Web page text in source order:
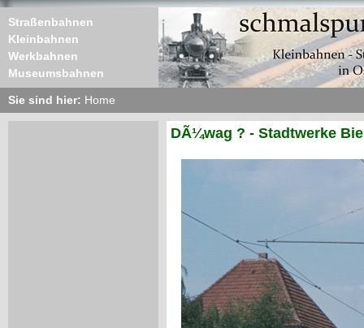
Straßenbahnen
Kleinbahnen
Werkbahnen
Museumsbahnen
Sie sind hier: Home
DÃ¼wag ? - Stadtwerke